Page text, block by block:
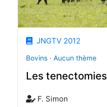
JNGTV 2012
Bovins · Aucun thème
Les tenectomies
F. Simon